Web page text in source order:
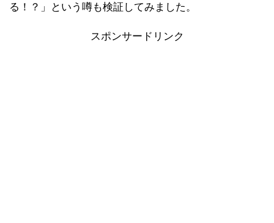
る！？」という噂も検証してみました。
スポンサードリンク